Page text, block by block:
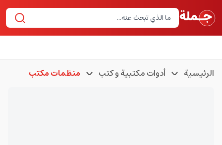
الرئيسية أدوات مكتبية و كتب منظمات مكتب